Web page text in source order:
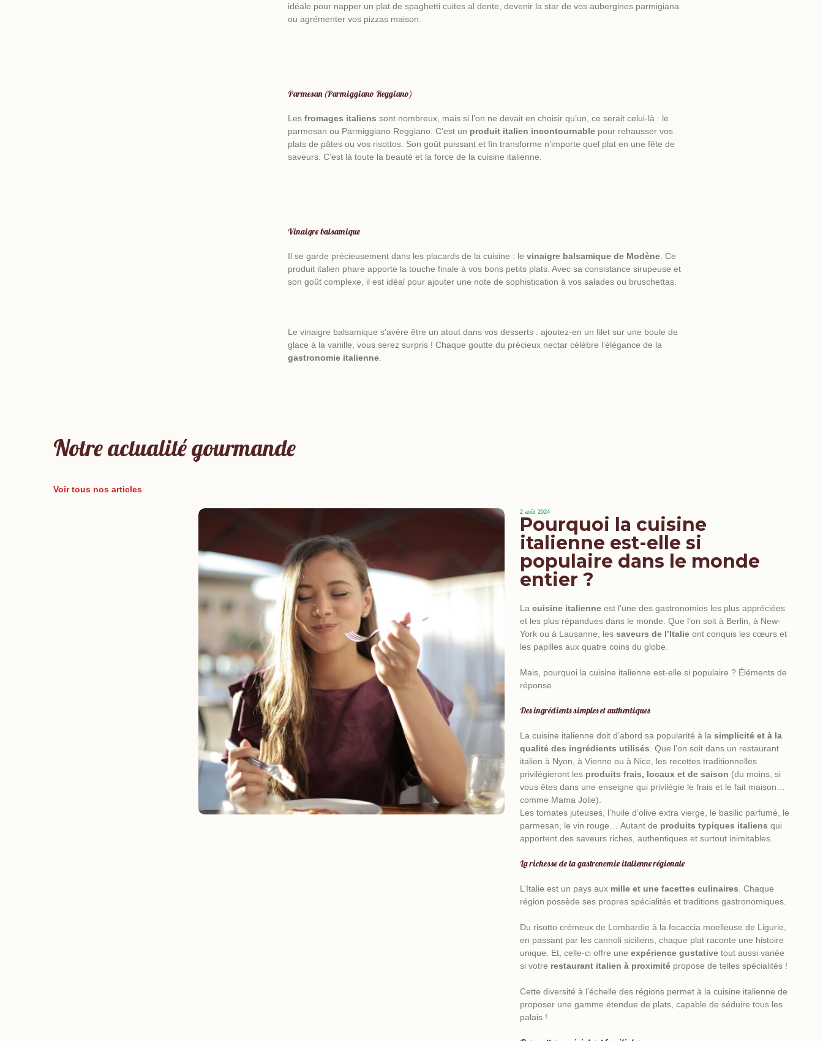
idéale pour napper un plat de spaghetti cuites al dente, devenir la star de vos aubergines parmigiana
ou agrémenter vos pizzas maison.
Parmesan (Parmiggiano Reggiano)
Lesfromages italiens sont nombreux, mais si l’on ne devait en choisir qu’un, ce serait celui-là : le
parmesan ou Parmiggiano Reggiano. C’est un produit italien incontournable pour rehausser vos
plats de pâtes ou vos risottos. Son goût puissant et fin transforme n’importe quel plat en une fête de
saveurs. C’est là toute la beauté et la force de la cuisine italienne.
Vinaigre balsamique
Il se garde précieusement dans les placards de la cuisine : levinaigre balsamique de Modène . Ce
produit italien phare apporte la touche finale à vos bons petits plats. Avec sa consistance sirupeuse et
son goût complexe, il est idéal pour ajouter une note de sophistication à vos salades ou bruschettas.
Le vinaigre balsamique s’avère être un atout dans vos desserts : ajoutez-en un filet sur une boule de
glace à la vanille, vous serez surpris ! Chaque goutte du précieux nectar célèbre l’élégance de la
gastronomie italienne
Notre actualité gourmande
Voir tous nos articles
2 août 2024
Pourquoi la cuisine
italienne est-elle si
populaire dans le monde
entier ?
La cuisine italienneest l’une des gastronomies les plus appréciées
et les plus répandues dans le monde. Que l’on soit à Berlin, à New-
York ou à Lausanne, les saveurs de l’Italie ont conquis les cœurs et
les papilles aux quatre coins du globe.
Mais, pourquoi la cuisine italienne est-elle si populaire ? Éléments de
réponse.
Des ingrédients simples et authentiques
La cuisine italienne doit d’abord sa popularité à la simplicité et à la
qualité des ingrédients utilisés . Que l’on soit dans un restaurant
italien à Nyon , à Vienne ou à Nice, les recettes traditionnelles
privilégieront les produits frais, locaux et de saison (du moins, si
vous êtes dans une enseigne qui privilégie le frais et le fait maison
comme Mama Jolie).
Les tomates juteuses, l’huile d’olive extra vierge, le basilic parfumé, le
parmesan, le vin rouge… Autant de produits typiques italiens qui
apportent des saveurs riches, authentiques et surtout inimitables.
La richesse de la gastronomie italienne régionale
L’Italie est un pays aux mille et une facettes culinaires . Chaque
région possède ses propres spécialités et traditions gastronomiques.
Du risotto crémeux de Lombardie à la focaccia moelleuse de Ligurie,
en passant par les cannoli siciliens, chaque plat raconte une histoire
unique. Et, celle-ci offre une expérience gustativetout aussi variée
si votre restaurant italien à proximitépropose de telles spécialités !
Cette diversité à l’échelle des régions permet à la cuisine italienne de
proposer une gamme étendue de plats, capable de séduire tous les
palais !
événementsd’entreprise
Les meilleures recettes de pâtes italiennes à
cuisiner à la maison
professionnels de la restauration
chef à domicile
cuisine italienne
traiteur mariage
événement
événement
professionnel
traiteurs
cuisine italienne
épicerie italienne
Marier plats italiens et vins régionaux